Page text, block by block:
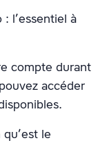
: l’essentiel à
compte durant
accéder
le